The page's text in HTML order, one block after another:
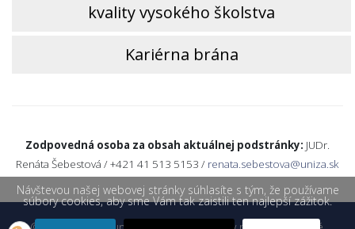
kvality vysokého školstva
Kariérna brána
Zodpovedná osoba za obsah aktuálnej podstránky: JUDr.
Renáta Šebestová /+421 41 513 5153 / renata.sebestova@uniza.sk
Návštevou našej webovej stránky súhlasíte s tým, že používame
súbory cookies, aby sme Vám tak zaistili ten najlepší zážitok.